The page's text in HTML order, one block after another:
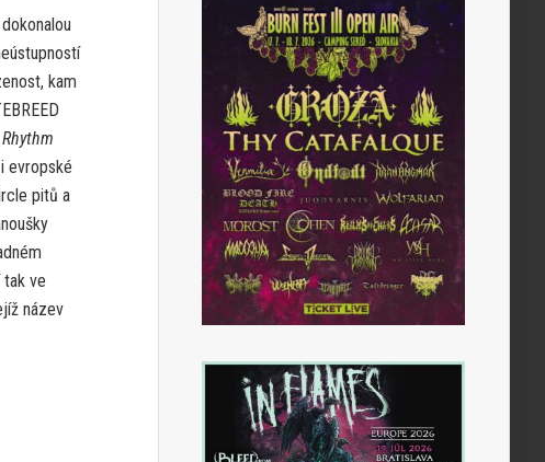
kam
Rhythm
evropské
pitů a
tak ve
název